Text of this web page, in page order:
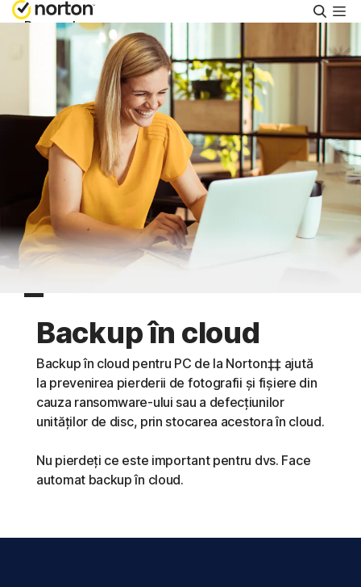
Personal
Întreprinderi mici
Asistență
Încercați Gratuit
România
Backup în cloud
Backup în cloud pentru PC de la Norton‡‡ ajută
la prevenirea pierderii de fotografii și fișiere din
cauza ransomware-ului sau a defecțiunilor
unităților de disc, prin stocarea acestora în cloud.
Nu pierdeți ce este important pentru dvs. Face
automat backup în cloud.